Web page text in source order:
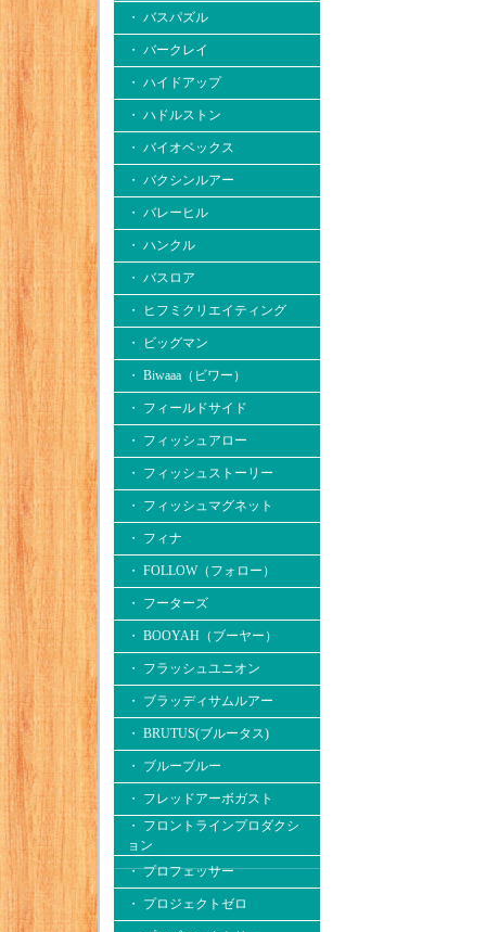
・ バスパズル
・ バークレイ
・ ハイドアップ
・ ハドルストン
・ バイオベックス
・ バクシンルアー
・ バレーヒル
・ ハンクル
・ バスロア
・ ヒフミクリエイティング
・ ビッグマン
・ Biwaaa（ビワー）
・ フィールドサイド
・ フィッシュアロー
・ フィッシュストーリー
・ フィッシュマグネット
・ フィナ
・ FOLLOW（フォロー）
・ フーターズ
・ BOOYAH（ブーヤー）
・ フラッシュユニオン
・ ブラッディサムルアー
・ BRUTUS(ブルータス)
・ ブルーブルー
・ フレッドアーボガスト
・ フロントラインプロダクシ
ョン
・ プロフェッサー
・ プロジェクトゼロ